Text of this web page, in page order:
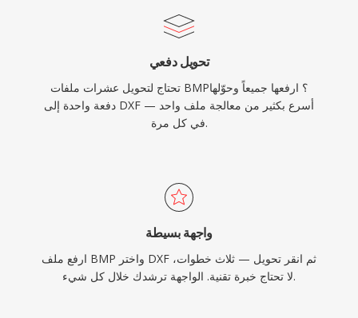
تحويل دفعي
تحتاج لتحويل عشرات ملفات BMP؟ ارفعها جميعاً وحوّلها
دفعة واحدة إلى DXF — أسرع بكثير من معالجة ملف واحد
في كل مرة.
واجهة بسيطة
ارفع ملف BMP واختر DXF ثم انقر تحويل — ثلاث خطوات،
لا تحتاج خبرة تقنية. الواجهة ترشدك خلال كل شيء.